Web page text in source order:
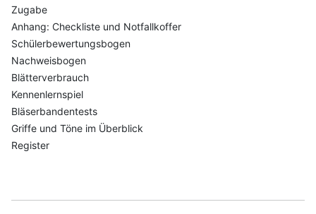
Zugabe
Anhang: Checkliste und Notfallkoffer
Schülerbewertungsbogen
Nachweisbogen
Blätterverbrauch
Kennenlernspiel
Bläserbandentests
Griffe und Töne im Überblick
Register